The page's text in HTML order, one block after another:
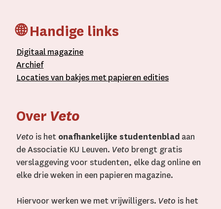
🌐 Handige links
Digitaal magazine
Archief
Locaties van bakjes metpapieren edities
Over Veto
Veto is het onafhankelijke studentenblad aan
de Associatie KU Leuven. Veto brengt gratis
verslaggeving voor studenten, elke dag online en
elke drie weken in een papieren magazine.
Hiervoor werken we met vrijwilligers. Veto is het